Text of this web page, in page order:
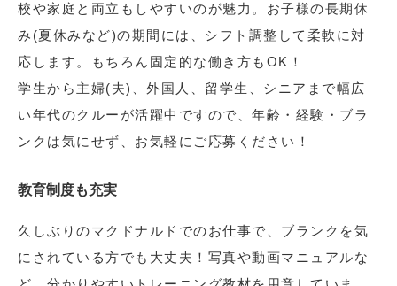
校や家庭と両立もしやすいのが魅力。お子様の長期休
み(夏休みなど)の期間には、シフト調整して柔軟に対
応します。もちろん固定的な働き方もOK！
学生から主婦(夫)、外国人、留学生、シニアまで幅広
い年代のクルーが活躍中ですので、年齢・経験・ブラ
ンクは気にせず、お気軽にご応募ください！
教育制度も充実
久しぶりのマクドナルドでのお仕事で、ブランクを気
にされている方でも大丈夫！写真や動画マニュアルな